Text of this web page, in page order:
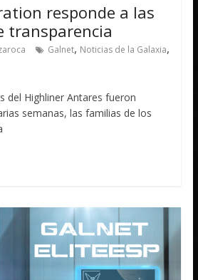
responde a las
transparencia
Galnet, Noticias de la Galaxia,
del Highliner Antares fueron
semanas, las familias de los